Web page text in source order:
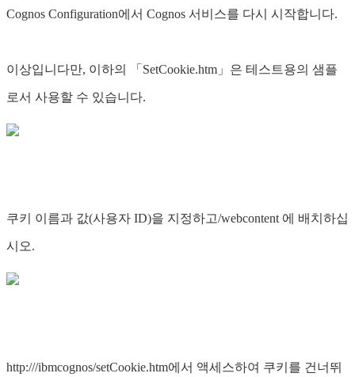
Cognos Configuration에서 Cognos 서비스를 다시 시작합니다.
이상입니다만, 이하의 「SetCookie.htm」은 테스트용의 샘플
로서 사용할 수 있습니다.
쿠키 이름과 값(사용자 ID)을 지정하고/webcontent 에 배치하십
시오.
http:///ibmcognos/setCookie.htm에서 액세스하여 쿠키를 건너뛰